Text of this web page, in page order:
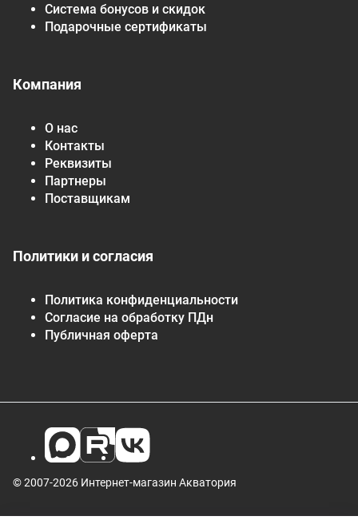
Система бонусов и скидок
Подарочные сертификаты
Компания
О нас
Контакты
Реквизиты
Партнеры
Поставщикам
Политики и согласия
Политика конфиденциальности
Согласие на обработку ПДн
Публичная оферта
© 2007-2026 Интернет-магазин Акватория